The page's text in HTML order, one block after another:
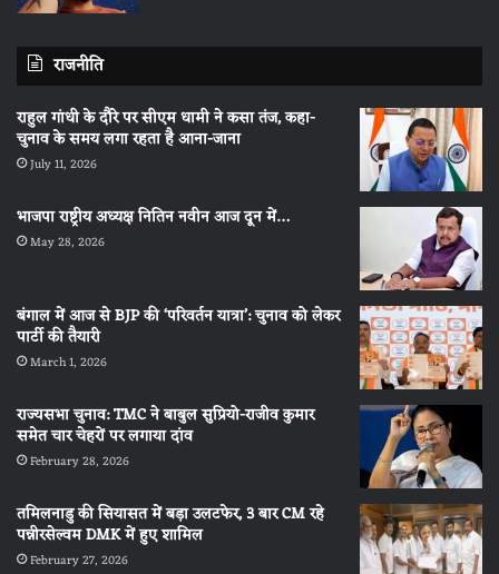
राजनीति
राहुल गांधी के दौरे पर सीएम धामी ने कसा तंज, कहा-
चुनाव के समय लगा रहता है आना-जाना
July 11, 2026
भाजपा राष्ट्रीय अध्यक्ष नितिन नवीन आज दून में…
May 28, 2026
बंगाल में आज से BJP की ‘परिवर्तन यात्रा’: चुनाव को लेकर
पार्टी की तैयारी
March 1, 2026
राज्यसभा चुनाव: TMC ने बाबुल सुप्रियो-राजीव कुमार
समेत चार चेहरों पर लगाया दांव
February 28, 2026
तमिलनाडु की सियासत में बड़ा उलटफेर, 3 बार CM रहे
पन्नीरसेल्वम DMK में हुए शामिल
February 27, 2026